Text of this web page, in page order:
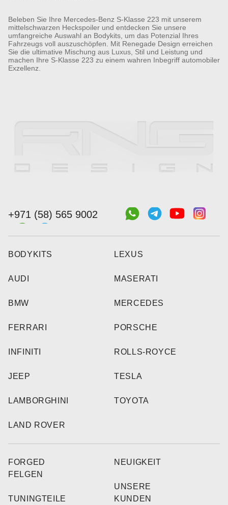
Beleben Sie Ihre Mercedes-Benz S-Klasse 223 mit unserem
mittelschwarzen Heckspoiler und entdecken Sie unsere
umfangreiche Auswahl an Bodykits, um das Potenzial Ihres
Fahrzeugs voll auszuschöpfen. Mit Renegade Design erreichen
Sie die ultimative Mischung aus Luxus, Stil und Leistung und
machen Ihre S-Klasse 223 zu einem wahren Inbegriff automobiler
Exzellenz.
+971 (58) 565 9002
BODYKITS
AUDI
BMW
FERRARI
INFINITI
JEEP
LAMBORGHINI
LAND ROVER
LEXUS
MASERATI
MERCEDES
PORSCHE
ROLLS-ROYCE
TESLA
TOYOTA
FORGED
FELGEN
TUNINGTEILE
NEUIGKEIT
UNSERE
KUNDEN